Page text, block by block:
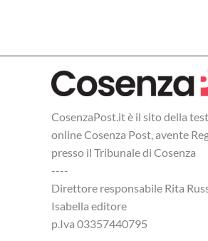
CosenzaPost.it è il sito della
online Cosenza Post, avente
presso il Tribunale di Cosenza
----
Direttore responsabile Rita
Isabella editore
p.Iva 03357440795